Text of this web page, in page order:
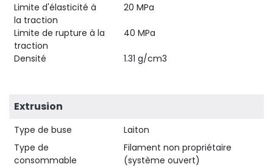
Limite d'élasticité à
la traction
20 MPa
Limite de rupture à la
traction
40 MPa
Densité 1.31 g/cm3
Extrusion
Type de buse
Laiton
Type de
consommable
Filament non propriétaire
(système ouvert)